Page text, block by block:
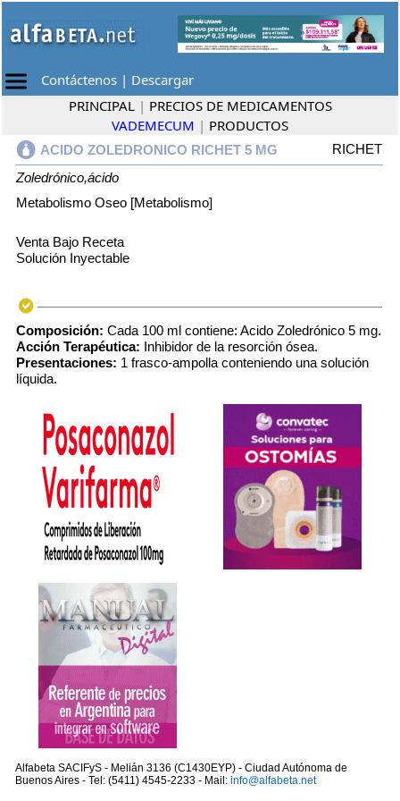
Contáctenos | Descargar
PRINCIPAL | PRECIOS DE MEDICAMENTOS
VADEMECUM | PRODUCTOS
ACIDO ZOLEDRONICO RICHET 5 MG
RICHET
Zoledrónico,ácido
Metabolismo Oseo [Metabolismo]
Venta Bajo Receta
Solución Inyectable
Composición: Cada 100 ml contiene: Acido Zoledrónico 5 mg.
Acción Terapéutica: Inhibidor de la resorción ósea.
Presentaciones: 1 frasco-ampolla conteniendo una solución
líquida.
Alfabeta SACIFyS - Melián 3136 (C1430EYP) - Ciudad Autónoma de
Buenos Aires - Tel: (5411) 4545-2233 - Mail: info@alfabeta.net